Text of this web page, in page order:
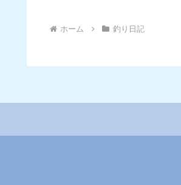
ホーム 釣り日記